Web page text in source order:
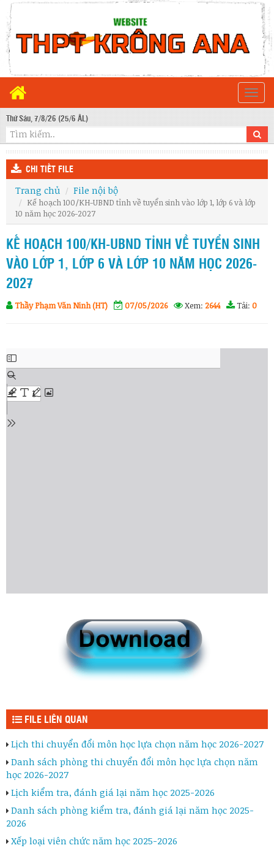
Thứ Sáu, 7/8/26 (25/6 ÂL)
CHI TIẾT FILE
Trang chủ File nội bộ
Kế hoạch 100/KH-UBND tỉnh về tuyển sinh vào lớp 1, lớp 6 và lớp
10 năm học 2026-2027
KẾ HOẠCH 100/KH-UBND TỈNH VỀ TUYỂN SINH
VÀO LỚP 1, LỚP 6 VÀ LỚP 10 NĂM HỌC 2026-
2027
Thầy Phạm Văn Ninh (HT) 07/05/2026 Xem: 2644 Tải: 0
FILE LIÊN QUAN
Lịch thi chuyển đổi môn học lựa chọn năm học 2026-2027
Danh sách phòng thi chuyển đổi môn học lựa chọn năm
học 2026-2027
Lịch kiểm tra, đánh giá lại năm học 2025-2026
Danh sách phòng kiểm tra, đánh giá lại năm học 2025-
2026
Xếp loại viên chức năm học 2025-2026